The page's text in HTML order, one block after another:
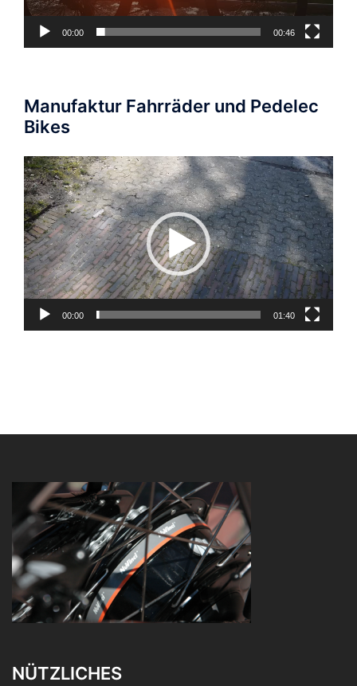
00:00 00:46
Manufaktur Fahrräder und Pedelec
Bikes
Video-
Player
00:00 01:40
NÜTZLICHES